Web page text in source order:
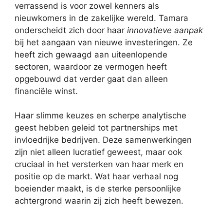
verrassend is voor zowel kenners als
nieuwkomers in de zakelijke wereld. Tamara
onderscheidt zich door haar innovatieve aanpak
bij het aangaan van nieuwe investeringen. Ze
heeft zich gewaagd aan uiteenlopende
sectoren, waardoor ze vermogen heeft
opgebouwd dat verder gaat dan alleen
financiële winst.
Haar slimme keuzes en scherpe analytische
geest hebben geleid tot partnerships met
invloedrijke bedrijven. Deze samenwerkingen
zijn niet alleen lucratief geweest, maar ook
cruciaal in het versterken van haar merk en
positie op de markt. Wat haar verhaal nog
boeiender maakt, is de sterke persoonlijke
achtergrond waarin zij zich heeft bewezen.